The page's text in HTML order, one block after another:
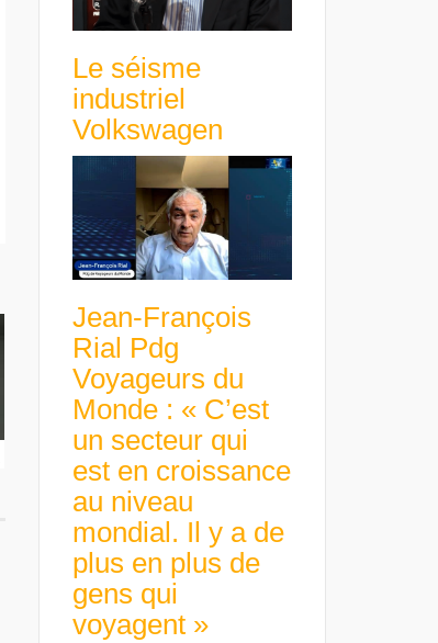
Le séisme
industriel
Volkswagen
Jean-François
Rial Pdg
Voyageurs du
Monde : « C’est
un secteur qui
est en croissance
au niveau
mondial. Il y a de
plus en plus de
gens qui
voyagent »